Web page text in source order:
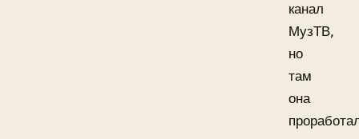
канал
МузТВ,
но
там
она